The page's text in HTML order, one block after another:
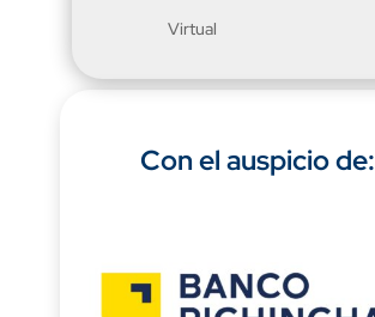
Virtual
Con el auspicio de: